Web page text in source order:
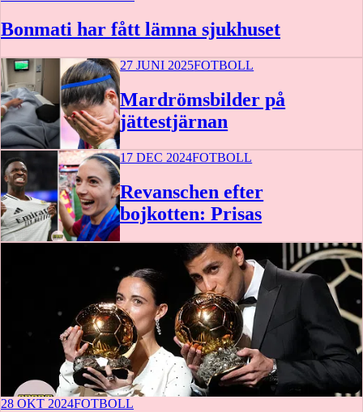
Bonmati har fått lämna sjukhuset
27 JUNI 2025FOTBOLL
Mardrömsbilder på
jättestjärnan
17 DEC 2024FOTBOLL
Revanschen efter
bojkotten: Prisas
28 OKT 2024FOTBOLL